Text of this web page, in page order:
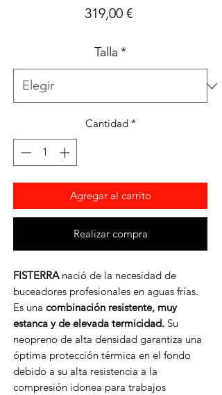
319,00 €Precio
Talla *
Cantidad *
Agregar al carrito
Realizar compra
FISTERRA nació de la necesidad de
buceadores profesionales en aguas frías.
Es una combinación resistente, muy
estanca y de elevada termicidad. Su
neopreno de alta densidad garantiza una
óptima protección térmica en el fondo
debido a su alta resistencia a la
compresión idonea para trabajos